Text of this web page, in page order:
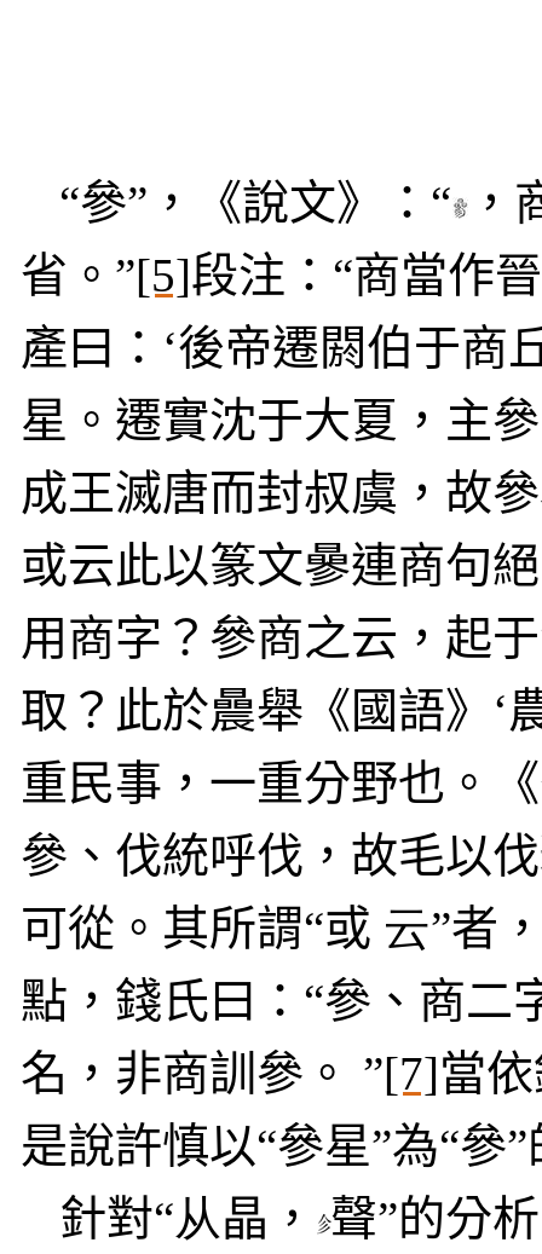
“參”，《說文》：“ ，
省。”[5]段注：“商當作
產曰：‘後帝遷閼伯于商
星。遷實沈于大夏，主
成王滅唐而封叔虞，故
或云此以篆文曑連商句
用商字？參商之云，起
取？此於曟舉《國語》‘
重民事，一重分野也。
參、伐統呼伐，故毛以
可從。其所謂“或 云”者
點，錢氏曰：“參、商二
名，非商訓參。 ”[7]當
是說許慎以“參星”為“參
針對“从晶， 聲”的分